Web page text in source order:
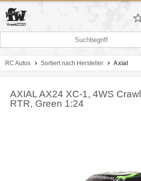
RC Autos Sortiert nach Hersteller Axial
AXIAL AX24 XC-1, 4WS
RTR, Green 1:24